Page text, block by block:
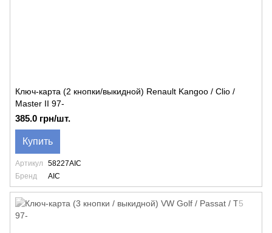
Ключ-карта (2 кнопки/выкидной) Renault Kangoo / Clio /
Master II 97-
385.0 грн/шт.
Купить
Артикул
58227AIC
Бренд
AIC